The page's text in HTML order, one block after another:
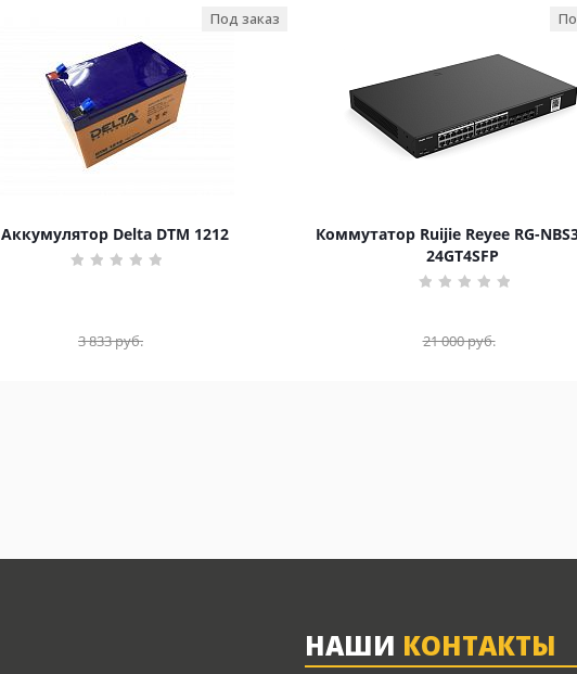
Аккумулятор Delta DTM 1212
Под заказ
3 833руб.
Коммутатор Ruijie Reyee RG-
24GT4SFP
21 000руб.
НАШИ КОНТАКТЫ